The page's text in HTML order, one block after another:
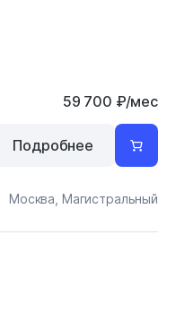
59 700 ₽/мес
Москва, Магистральный
Подробнее